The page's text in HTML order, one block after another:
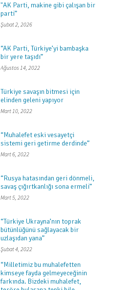
"AK Parti, makine gibi çalışan bir
parti”
Şubat 2, 2026
“AK Parti, Türkiye’yi bambaşka
bir yere taşıdı”
Ağustos 14, 2022
Türkiye savaşın bitmesi için
elinden geleni yapıyor
Mart 10, 2022
“Muhalefet eski vesayetçi
sistemi geri getirme derdinde”
Mart 6, 2022
“Rusya hatasından geri dönmeli,
savaş çığırtkanlığı sona ermeli”
Mart 5, 2022
“Türkiye Ukrayna’nın toprak
bütünlüğünü sağlayacak bir
uzlaşıdan yana”
Şubat 4, 2022
“Milletimiz bu muhalefetten
kimseye fayda gelmeyeceğinin
farkında. Bizdeki muhalefet,